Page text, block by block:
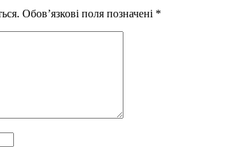
Обов’язкові поля позначені *